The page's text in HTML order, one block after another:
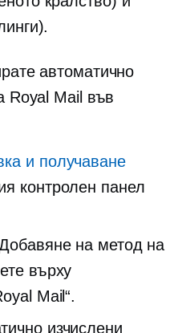
автоматично
Royal Mail във
и получаване
контролен панел
на метод на
върху
Mail“.
изчислени